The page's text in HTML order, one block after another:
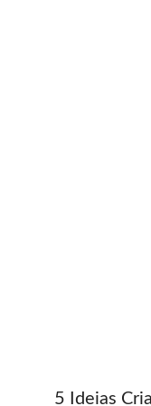
5 Ideias